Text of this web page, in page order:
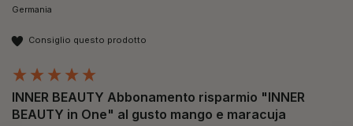
Germania
Consiglio questo prodotto
INNER BEAUTY Abbonamento risparmio "INNER
BEAUTY in One" al gusto mango e maracuja